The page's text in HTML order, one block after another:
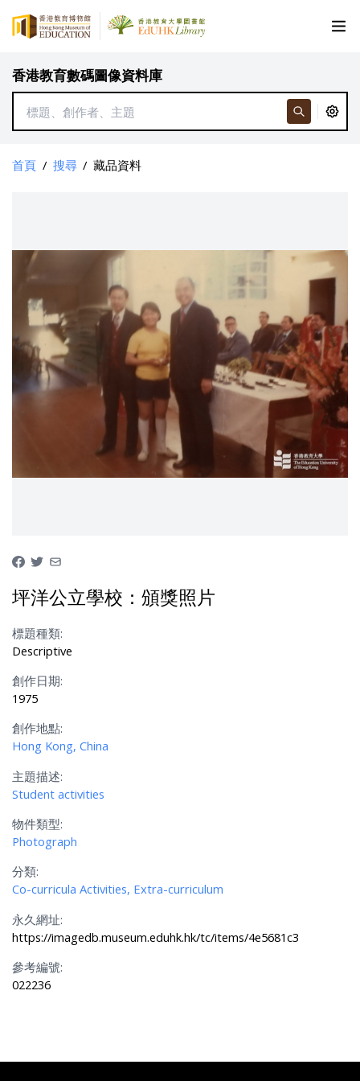
香港教育數碼圖像資料庫
首頁 / 搜尋 / 藏品資料
坪洋公立學校：頒獎照片
標題種類:
Descriptive
創作日期:
1975
創作地點:
Hong Kong, China
主題描述:
Student activities
物件類型:
Photograph
分類:
Co-curricula Activities, Extra-curriculum
永久網址:
https://imagedb.museum.eduhk.hk/tc/items/4e5681c3
參考編號:
022236